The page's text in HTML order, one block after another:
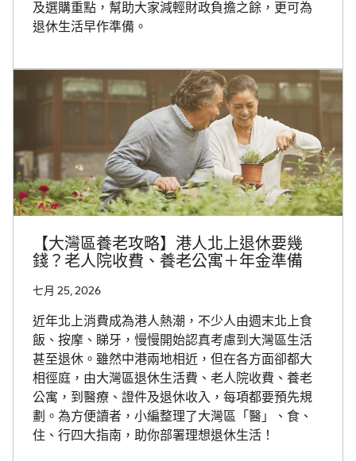
及選購重點，幫助大家減輕財政負擔之餘，更可為
退休生活早作準備。
【大灣區養老攻略】港人北上退休要幾
錢？老人院收費、養老公寓＋年金準備
七月 25, 2026
近年北上消費成為港人熱潮，不少人由週末北上食
飯、按摩、睇牙，慢慢開始認真考慮到大灣區生活
甚至退休。雖然中港兩地相近，但在各方面卻都大
相徑庭，由大灣區退休生活費、老人院收費、養老
公寓，到醫療、證件及退休收入，每項都要預先規
劃。為方便讀者，小編整理了大灣區「醫」、食、
住、行四大指南，助你部署理想退休生活！